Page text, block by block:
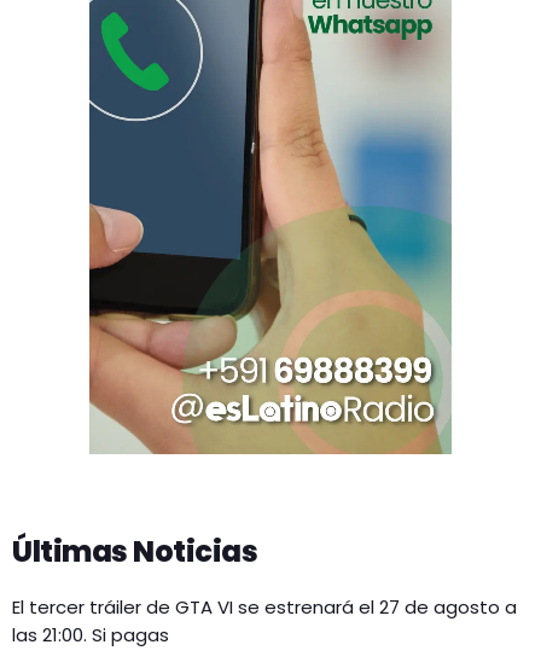
Últimas Noticias
El tercer tráiler de GTA VI se estrenará el 27 de agosto a
las 21:00. Si pagas